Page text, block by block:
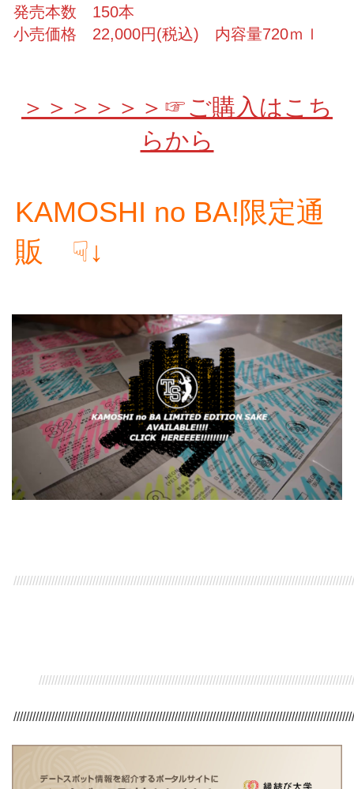
発売本数 150本
小売価格 22,000円(税込) 内容量720ｍｌ
＞＞＞＞＞＞☞ご購入はこち
らから
KAMOSHI no BA!限定通
販 ☟↓